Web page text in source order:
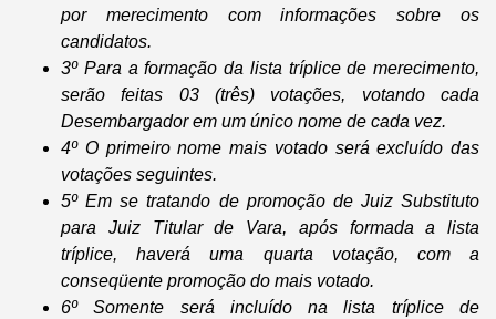
por merecimento com informações sobre os
candidatos.
3º Para a formação da lista tríplice de merecimento,
serão feitas 03 (três) votações, votando cada
Desembargador em um único nome de cada vez.
4º O primeiro nome mais votado será excluído das
votações seguintes.
5º Em se tratando de promoção de Juiz Substituto
para Juiz Titular de Vara, após formada a lista
tríplice, haverá uma quarta votação, com a
conseqüente promoção do mais votado.
6º Somente será incluído na lista tríplice de